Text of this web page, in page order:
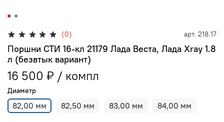
(0) арт. 218.17
Поршни СТИ 16-кл 21179 Лада Веста, Лада Xray 1.8
л (безвтык вариант)
16 500 ₽
Диаметр
82,00 мм 82,50 мм 83,00 мм 84,00 мм